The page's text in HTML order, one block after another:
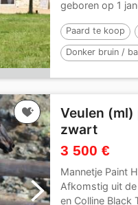
geboren op 1
Paard te koop
Donker bruin /
Veulen
zwart
3 500 €
Mannetje Paint
Afkomstig uit
en Colline Black